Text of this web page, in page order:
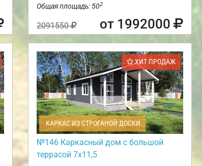
Общая площадь: 502
2091550 от 1992000
ХИТ ПРОДАЖ
КАРКАС ИЗ СТРОГАНОЙ ДОСКИ
№146 Каркасный дом с большой
террасой 7х11,5